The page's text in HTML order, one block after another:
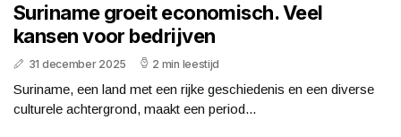
Suriname groeit economisch. Veel
kansen voor bedrijven
31 december 2025 2 min leestijd
Suriname, een land met een rijke geschiedenis en een diverse
culturele achtergrond, maakt een period...